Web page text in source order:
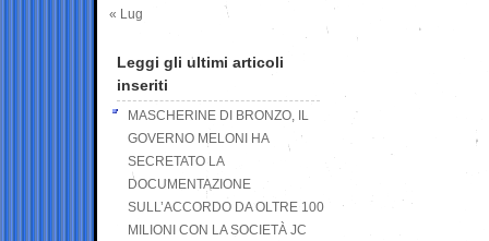
« Lug
Leggi gli ultimi articoli
inseriti
MASCHERINE DI BRONZO, IL
GOVERNO MELONI HA
SECRETATO LA
DOCUMENTAZIONE
SULL’ACCORDO DA OLTRE 100
MILIONI CON LA SOCIETÀ JC